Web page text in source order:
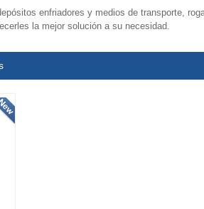
enfriadores y medios de transporte,
la mejor solución a su necesidad.